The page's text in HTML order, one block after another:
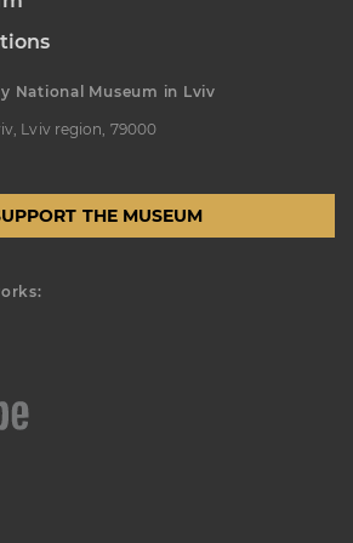
land)
STREET, 16,
UKRAINE
Day off
National Museum in Lviv
Lviv region, 79000
THE MUSEUM